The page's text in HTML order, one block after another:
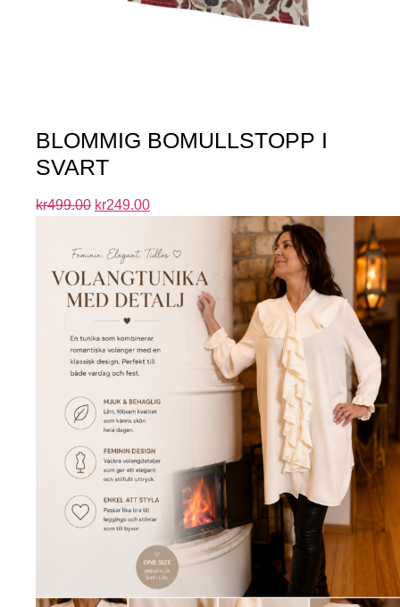
BLOMMIG BOMULLSTOPP I
SVART
kr499.00 kr249.00